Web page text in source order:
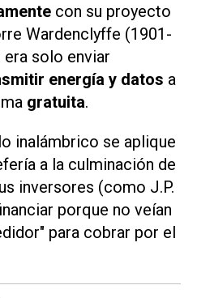
con su proyecto
Wardenclyffe (1901-
solo enviar
energía y datos a
gratuita.
inalámbrico se aplique
a la culminación de
inversores (como J.P.
porque no veían
para cobrar por el